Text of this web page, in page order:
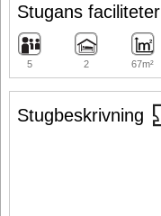
Stugbeskrivning
Stugans faciliteter
5 2 67m²